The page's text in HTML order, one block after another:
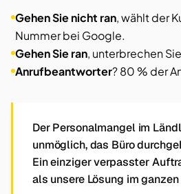
Gehen Sie nicht ran, wählt der
Nummer bei Google.
Gehen Sie ran, unterbrechen
Anrufbeantworter? 80 % der
Der Personalmangel im
unmöglich, das Büro
Ein einziger verpasster
als unsere Lösung im